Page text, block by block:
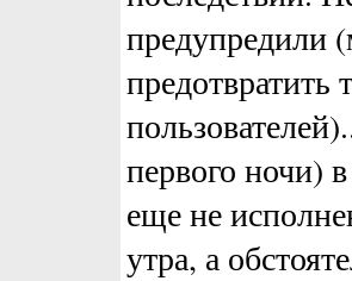
предупредили
предотвратить
первого ночи)
еще не
утра, а